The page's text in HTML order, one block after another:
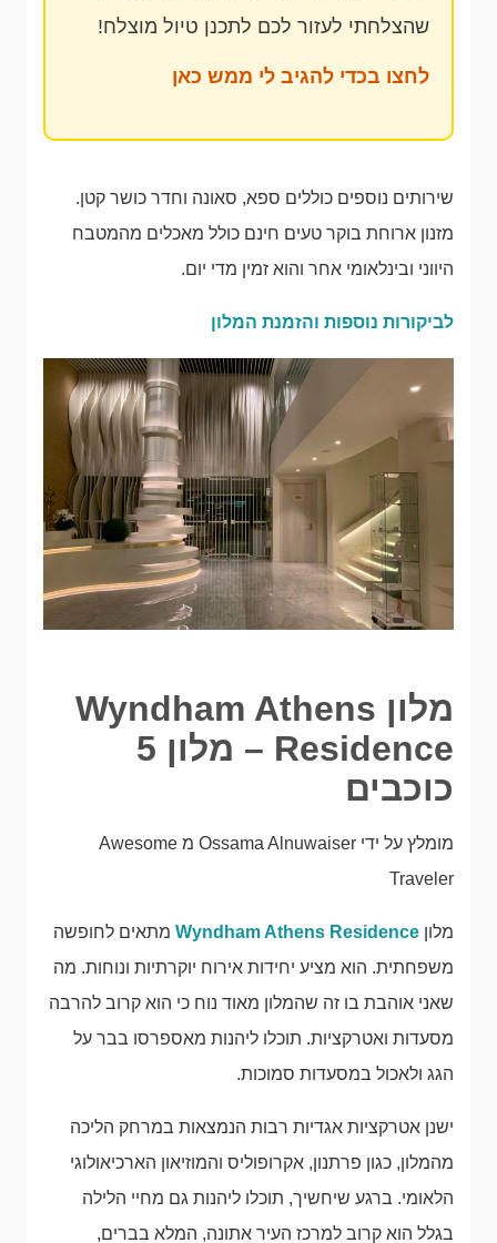
שהצלחתי לעזור לכם לתכנן טיול מוצלח!
לחצו בכדי להגיב לי ממש כאן
שירותים נוספים כוללים ספא, סאונה וחדר כושר קטן.
מזנון ארוחת בוקר טעים חינם כולל מאכלים מהמטבח
היווני ובינלאומי אחר והוא זמין מדי יום.
לביקורות נוספות והזמנת המלון
מלון Wyndham Athens
Residence – מלון 5
כוכבים
מומלץ על ידי Ossama Alnuwaiser מ Awesome
Traveler
מלון Wyndham Athens Residence מתאים לחופשה
משפחתית. הוא מציע יחידות אירוח יוקרתיות ונוחות. מה
שאני אוהבת בו זה שהמלון מאוד נוח כי הוא קרוב להרבה
מסעדות ואטרקציות. תוכלו ליהנות מאספרסו בבר על
הגג ולאכול במסעדות סמוכות.
ישנן אטרקציות אגדיות רבות הנמצאות במרחק הליכה
מהמלון, כגון פרתנון, אקרופוליס והמוזיאון הארכיאולוגי
הלאומי. ברגע שיחשיך, תוכלו ליהנות גם מחיי הלילה
בגלל הוא קרוב למרכז העיר אתונה, המלא בברים,